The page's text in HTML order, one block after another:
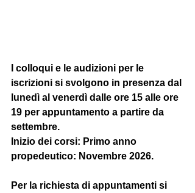
I colloqui e le audizioni per le
iscrizioni si svolgono in presenza dal
lunedì al venerdì dalle ore 15 alle ore
19 per appuntamento a partire da
settembre.
Inizio dei corsi: Primo anno
propedeutico: Novembre 2026.
Per la richiesta di appuntamenti si